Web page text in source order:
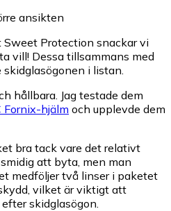
ansikten
Protection snackar vi
vill! Dessa tillsammans med
i listan.
hållbara. Jag testade dem
Fornix-hjälm och upplevde dem
bra tack vare det relativt
att byta, men man
medföljer två linser i paketet
vilket är viktigt att
skidglasögon.